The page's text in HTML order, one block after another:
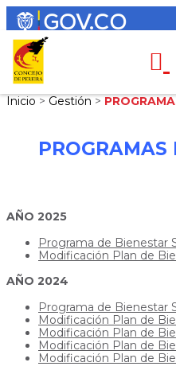
Inicio > Gestión >
PROGRAMAS
AÑO 2025
Programa de Bienestar
Modificación Plan de
AÑO 2024
Programa de Bienestar
Modificación Plan de
Modificación Plan de
Modificación Plan de
Modificación Plan de